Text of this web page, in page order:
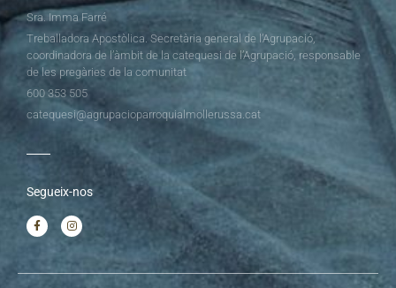
Sra. Imma Farré
Treballadora Apostòlica. Secretària general de l’Agrupació,
coordinadora de l’àmbit de la catequesi de l’Agrupació, responsable
de les pregàries de la comunitat
600 353 505
catequesi@agrupacioparroquialmollerussa.cat
Segueix-nos